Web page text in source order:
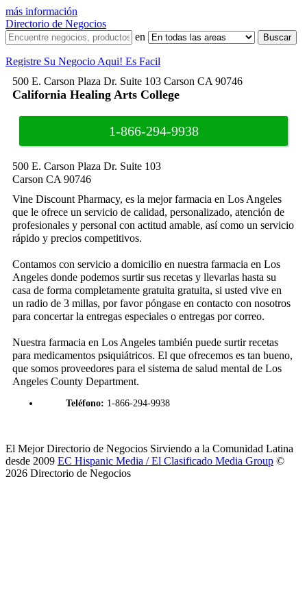
más información
Directorio de Negocios
en
Registre Su Negocio Aqui! Es Facil
500 E. Carson Plaza Dr. Suite 103 Carson CA 90746
California Healing Arts College
1-866-294-9938
500 E. Carson Plaza Dr. Suite 103
Carson CA 90746
Vine Discount Pharmacy, es la mejor farmacia en Los Angeles
que le ofrece un servicio de calidad, personalizado, atención de
profesionales y personal con actitud amable, así como un servicio
rápido y precios competitivos.
Contamos con servicio a domicilio en nuestra farmacia en Los
Angeles donde podemos surtir sus recetas y llevarlas hasta su
casa de forma completamente gratuita gratuita, si usted vive en
un radio de 3 millas, por favor póngase en contacto con nosotros
para concertar la entregas especiales o entregas por correo.
Nuestra farmacia en Los Angeles también puede surtir recetas
para medicamentos psiquiátricos. El que ofrecemos es tan bueno,
que somos proveedores para el sistema de salud mental de Los
Angeles County Department.
Teléfono: 1-866-294-9938
El Mejor Directorio de Negocios Sirviendo a la Comunidad Latina
desde 2009 EC Hispanic Media / El Clasificado Media Group ©
2026 Directorio de Negocios